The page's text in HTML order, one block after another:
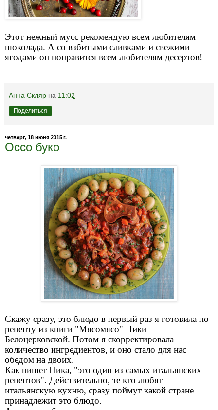
Этот нежный мусс рекомендую всем любителям
шоколада. А со взбитыми сливками и свежими
ягодами он понравится всем любителям десертов!
Анна Скляр на 11:02
Поделиться
четверг, 18 июня 2015 г.
Оссо буко
Скажу сразу, это блюдо в первый раз я готовила по
рецепту из книги "Мясомясо" Ники
Белоцерковской. Потом я скорректировала
количество ингредиентов, и оно стало для нас
обедом на двоих.
Как пишет Ника, "это один из самых итальянских
рецептов". Действительно, те кто любят
итальянскую кухню, сразу поймут какой стране
принадлежит это блюдо.